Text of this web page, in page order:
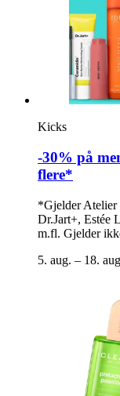
Kicks
-30% på
flere*
*Gjelder
Dr.Jart+, Estée
m.fl. Gjelder
5. aug. – 18.